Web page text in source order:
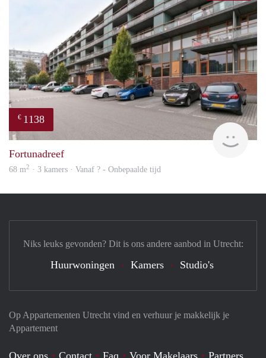
€ 1138
rent
Fortunadreef
68 m2 · 3 kamers · Vanaf ? - Onbepaalde tijd
Op Appartementen Utrecht vind en verhuur je makkelijk je
Appartement
Over ons Contact Faq Voor Makelaars Partners
Niks leuks gevonden? Dit is ons andere aanbod in Utrecht:
Huurwoningen Kamers Studio's